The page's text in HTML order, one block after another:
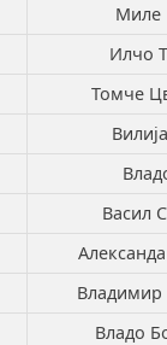
Миле
Илчо
Томче
Васил
Владо